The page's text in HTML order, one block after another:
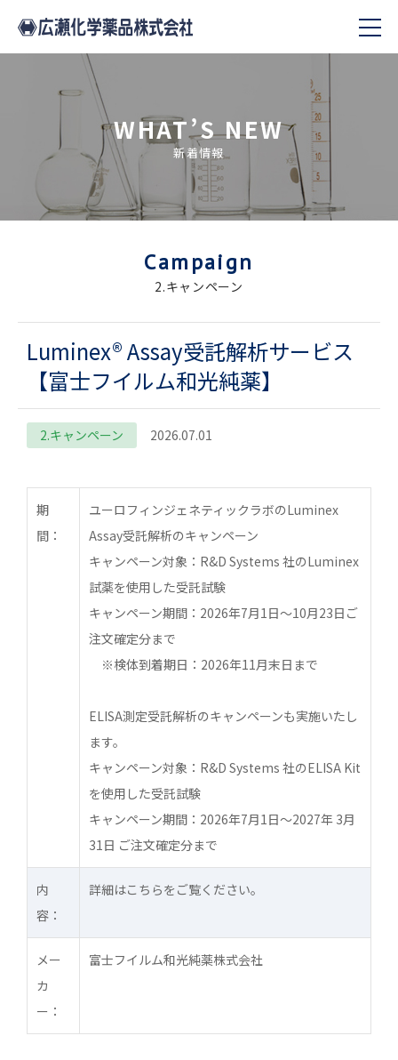
WHAT’S NEW
新着情報
Campaign
2.キャンペーン
Luminex® Assay受託解析サービス
【富士フイルム和光純薬】
2.キャンペーン 2026.07.01
期
間：
ユーロフィンジェネティックラボのLuminex
Assay受託解析のキャンペーン
キャンペーン対象：R&D Systems 社のLuminex
試薬を使用した受託試験
キャンペーン期間：2026年7月1日～10月23日ご
注文確定分まで
※検体到着期日：2026年11月末日まで
ELISA測定受託解析のキャンペーンも実施いたし
ます。
キャンペーン対象：R&D Systems 社のELISA Kit
を使用した受託試験
キャンペーン期間：2026年7月1日～2027年 3月
31日 ご注文確定分まで
内
容：
詳細はこちらをご覧ください。
メー
カ
ー：
富士フイルム和光純薬株式会社